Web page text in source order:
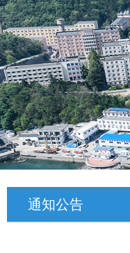
通知公告